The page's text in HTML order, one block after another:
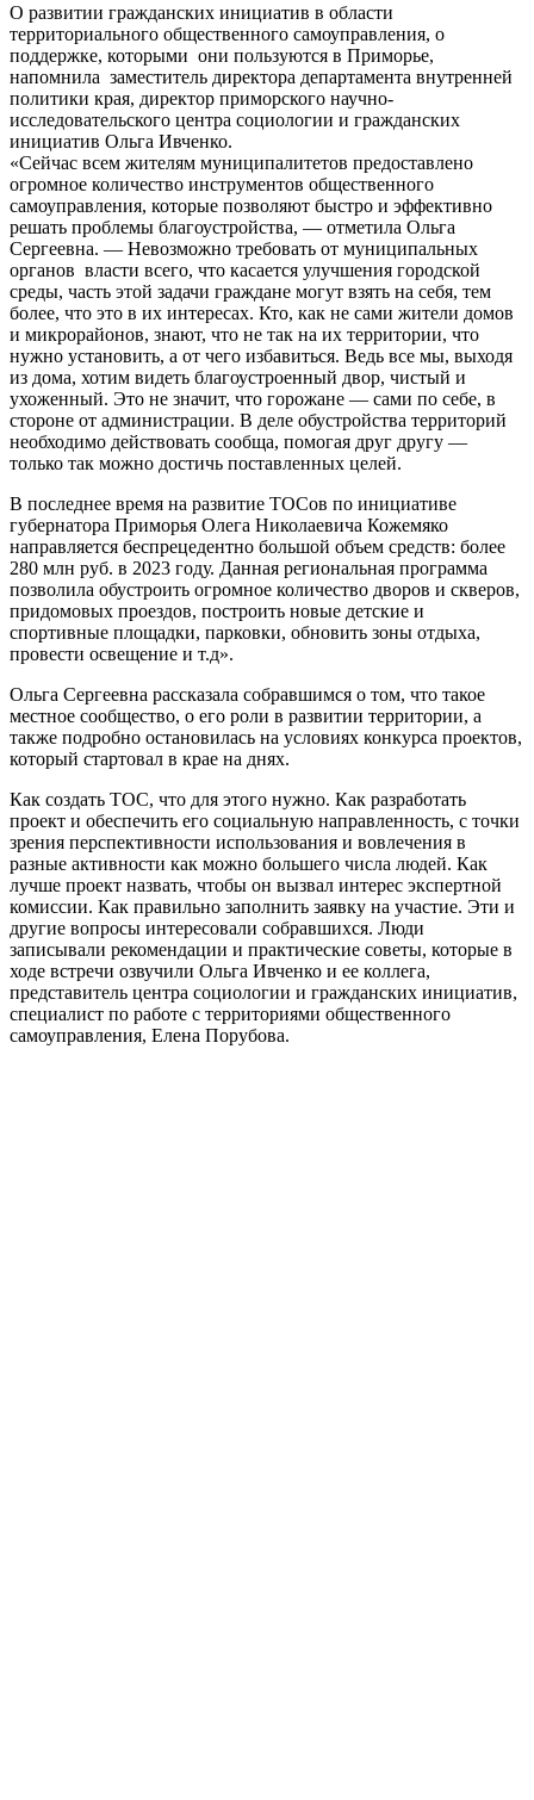
О развитии гражданских инициатив в области
территориального общественного самоуправления, о
поддержке, которыми они пользуются в Приморье,
напомнила заместитель директора департамента внутренней
политики края, директор приморского научно-
исследовательского центра социологии и гражданских
инициатив Ольга Ивченко.
«Сейчас всем жителям муниципалитетов предоставлено
огромное количество инструментов общественного
самоуправления, которые позволяют быстро и эффективно
решать проблемы благоустройства, — отметила Ольга
Сергеевна. — Невозможно требовать от муниципальных
органов власти всего, что касается улучшения городской
среды, часть этой задачи граждане могут взять на себя, тем
более, что это в их интересах. Кто, как не сами жители домов
и микрорайонов, знают, что не так на их территории, что
нужно установить, а от чего избавиться. Ведь все мы, выходя
из дома, хотим видеть благоустроенный двор, чистый и
ухоженный. Это не значит, что горожане — сами по себе, в
стороне от администрации. В деле обустройства территорий
необходимо действовать сообща, помогая друг другу —
только так можно достичь поставленных целей.
В последнее время на развитие ТОСов по инициативе
губернатора Приморья Олега Николаевича Кожемяко
направляется беспрецедентно большой объем средств: более
280 млн руб. в 2023 году. Данная региональная программа
позволила обустроить огромное количество дворов и скверов,
придомовых проездов, построить новые детские и
спортивные площадки, парковки, обновить зоны отдыха,
провести освещение и т.д».
Ольга Сергеевна рассказала собравшимся о том, что такое
местное сообщество, о его роли в развитии территории, а
также подробно остановилась на условиях конкурса проектов,
который стартовал в крае на днях.
Как создать ТОС, что для этого нужно. Как разработать
проект и обеспечить его социальную направленность, с точки
зрения перспективности использования и вовлечения в
разные активности как можно большего числа людей. Как
лучше проект назвать, чтобы он вызвал интерес экспертной
комиссии. Как правильно заполнить заявку на участие. Эти и
другие вопросы интересовали собравшихся. Люди
записывали рекомендации и практические советы, которые в
ходе встречи озвучили Ольга Ивченко и ее коллега,
представитель центра социологии и гражданских инициатив,
специалист по работе с территориями общественного
самоуправления, Елена Порубова.